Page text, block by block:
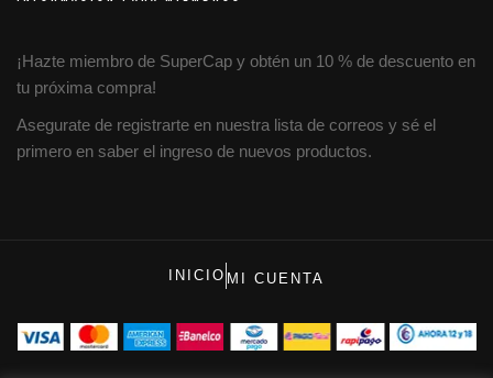
¡Hazte miembro de SuperCap y obtén un 10 % de descuento en
tu próxima compra!
Asegurate de registrarte en nuestra lista de correos y sé el
primero en saber el ingreso de nuevos productos.
INICIO MI CUENTA